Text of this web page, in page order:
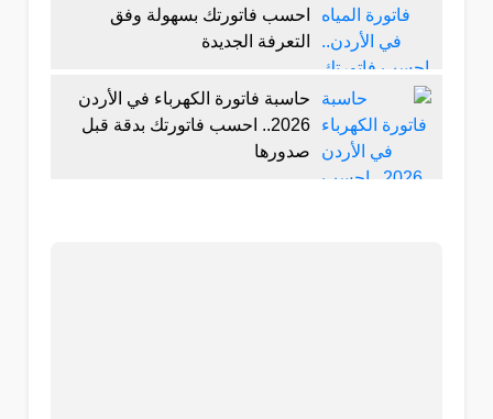
احسب فاتورتك بسهولة وفق
التعرفة الجديدة
حاسبة فاتورة الكهرباء في الأردن
2026.. احسب فاتورتك بدقة قبل
صدورها